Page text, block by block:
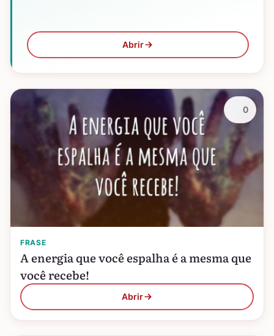
Abrir
FRASE
A energia que você espalha é a mesma que
você recebe!
Abrir
0